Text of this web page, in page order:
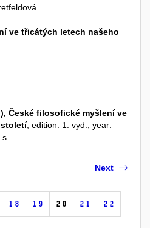
ve třicátých letech našeho
České filosofické myšlení ve
, edition: 1. vyd., year:
18 19 20 21 22
Next